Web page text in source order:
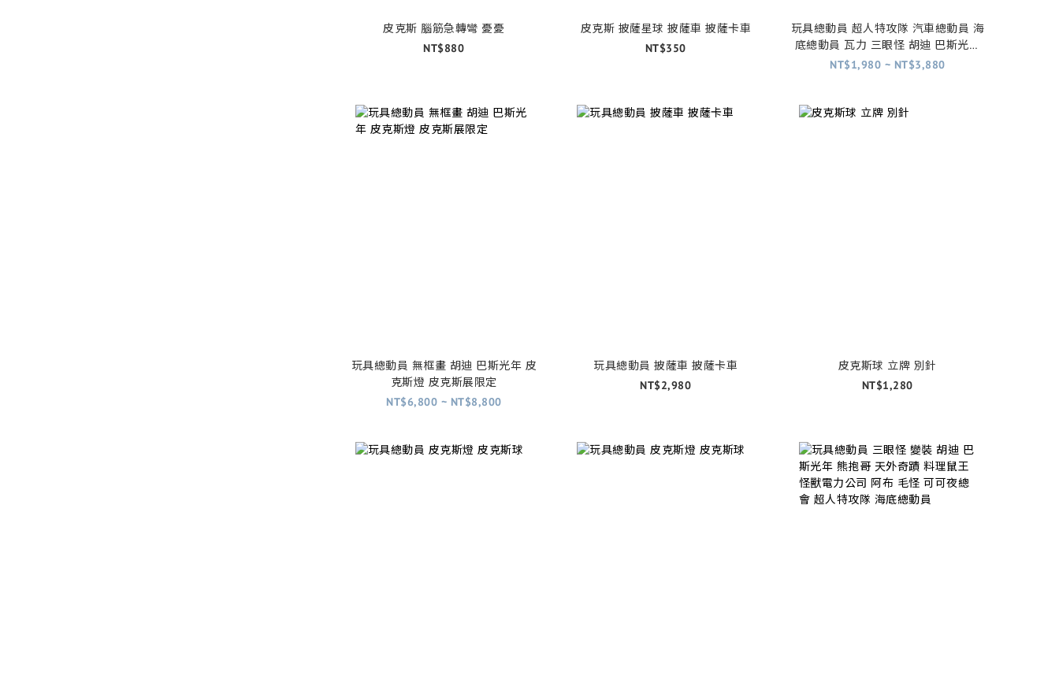
皮克斯 腦筋急轉彎 憂憂
NT$880
皮克斯 披薩星球 披薩車 披薩卡車
NT$350
玩具總動員 超人特攻隊 汽車總動員 海
底總動員 瓦力 三眼怪 胡迪 巴斯光年
掛畫 海報 (內有五款)
NT$1,980 ~ NT$3,880
玩具總動員 無框畫 胡迪 巴斯光年 皮
克斯燈 皮克斯展限定
NT$6,800 ~ NT$8,800
玩具總動員 披薩車 披薩卡車
NT$2,980
皮克斯球 立牌 別針
NT$1,280